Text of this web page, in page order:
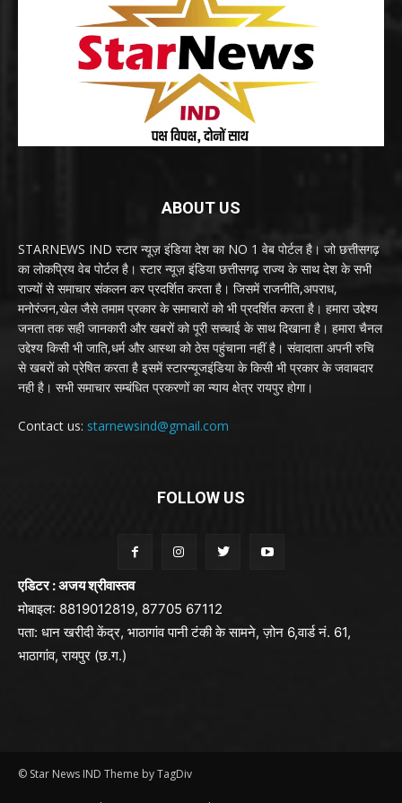
ABOUT US
STARNEWS IND स्टार न्यूज़ इंडिया देश का NO 1 वेब पोर्टल है। जो छत्तीसगढ़
का लोकप्रिय वेब पोर्टल है। स्टार न्यूज़ इंडिया छत्तीसगढ़ राज्य के साथ देश के सभी
राज्यों से समाचार संकलन कर प्रदर्शित करता है। जिसमें राजनीति,अपराध,
मनोरंजन,खेल जैसे तमाम प्रकार के समाचारों को भी प्रदर्शित करता है। हमारा उद्देश्य
जनता तक सही जानकारी और खबरों को पूरी सच्चाई के साथ दिखाना है। हमारा चैनल
उद्देश्य किसी भी जाति,धर्म और आस्था को ठेस पहुंचाना नहीं है। संवादाता अपनी रुचि
से खबरों को प्रेषित करता है इसमें स्टारन्यूजइंडिया के किसी भी प्रकार के जवाबदार
नही है। सभी समाचार सम्बंधित प्रकरणों का न्याय क्षेत्र रायपुर होगा।
Contact us: starnewsind@gmail.com
FOLLOW US
एडिटर : अजय श्रीवास्तव
मोबाइल: 8819012819, 87705 67112
पता: धान खरीदी केंद्र, भाठागांव पानी टंकी के सामने, ज़ोन 6,वार्ड नं. 61,
भाठागांव, रायपुर (छ.ग.)
© Star News IND Theme by TagDiv